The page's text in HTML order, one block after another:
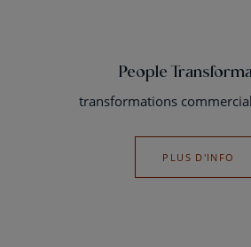
People
transformations
PLUS D'INFO